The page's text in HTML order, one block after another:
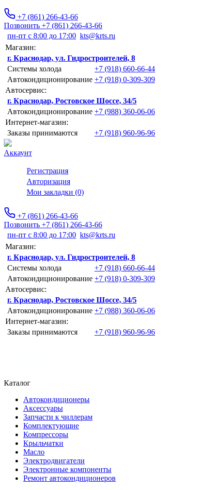
+7 (861) 266-43-66
Позвонить +7 (861) 266-43-66
пн-пт с 8:00 до 17:00 kts@krts.ru
Магазин:
г. Краснодар, ул. Гидростроителей, 8
Системы холода
+7 (918) 660-66-44
Автокондиционирование +7 (918) 0-309-309
Автосервис:
г. Краснодар, Ростовское Шоссе, 34/5
Автокондиционирование +7 (988) 360-06-06
Интернет-магазин:
Заказы принимаются
+7 (918) 960-96-96
Аккаунт
Регистрация
Авторизация
Мои закладки (0)
+7 (861) 266-43-66
Позвонить +7 (861) 266-43-66
пн-пт с 8:00 до 17:00 kts@krts.ru
Магазин:
г. Краснодар, ул. Гидростроителей, 8
Системы холода
+7 (918) 660-66-44
Автокондиционирование +7 (918) 0-309-309
Автосервис:
г. Краснодар, Ростовское Шоссе, 34/5
Автокондиционирование +7 (988) 360-06-06
Интернет-магазин:
Заказы принимаются
+7 (918) 960-96-96
Каталог
Автокондиционеры
Аксессуары
Запчасти к чиллерам
Комплектующие
Компрессоры
Крыльчатки
Масло
Электродвигатели
Электронные компоненты
Ремонт автокондиционеров